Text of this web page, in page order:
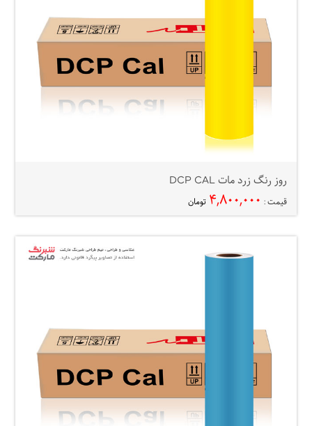
روز رنگ زرد مات DCP CAL
قیمت : ۴,۸۰۰,۰۰۰ تومان